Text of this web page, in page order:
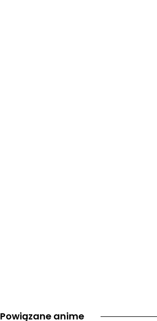
Powiązane anime